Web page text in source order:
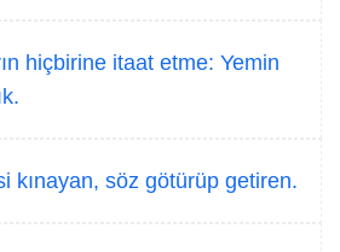
hiçbirine itaat etme: Yemin
kınayan, söz götürüp getiren.